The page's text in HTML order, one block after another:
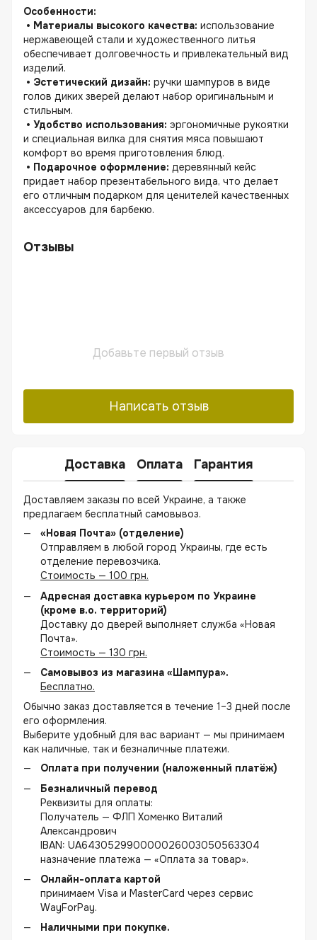
Особенности:
• Материалы высокого качества: использование
нержавеющей стали и художественного литья
обеспечивает долговечность и привлекательный вид
изделий.
• Эстетический дизайн: ручки шампуров в виде
голов диких зверей делают набор оригинальным и
стильным.
• Удобство использования: эргономичные рукоятки
и специальная вилка для снятия мяса повышают
комфорт во время приготовления блюд.
• Подарочное оформление: деревянный кейс
придает набор презентабельного вида, что делает
его отличным подарком для ценителей качественных
аксессуаров для барбекю.
Отзывы
Добавьте первый отзыв
Написать отзыв
Доставка Оплата Гарантия
Доставляем заказы по всей Украине, а также
предлагаем бесплатный самовывоз.
«Новая Почта» (отделение)
Отправляем в любой город Украины, где есть
отделение перевозчика.
Стоимость — 100 грн.
Адресная доставка курьером по Украине
(кроме в.о. территорий)
Доставку до дверей выполняет служба «Новая
Почта».
Стоимость — 130 грн.
Самовывоз из магазина «Шампура».
Бесплатно.
Обычно заказ доставляется в течение 1–3 дней после
его оформления.
Выберите удобный для вас вариант — мы принимаем
как наличные, так и безналичные платежи.
Оплата при получении (наложенный платёж)
Безналичный перевод
Реквизиты для оплаты:
Получатель — ФЛП Хоменко Виталий
Александрович
IBAN: UA643052990000026003050563304
назначение платежа — «Оплата за товар».
Онлайн-оплата картой
принимаем Visa и MasterCard через сервис
WayForPay.
Наличными при покупке.